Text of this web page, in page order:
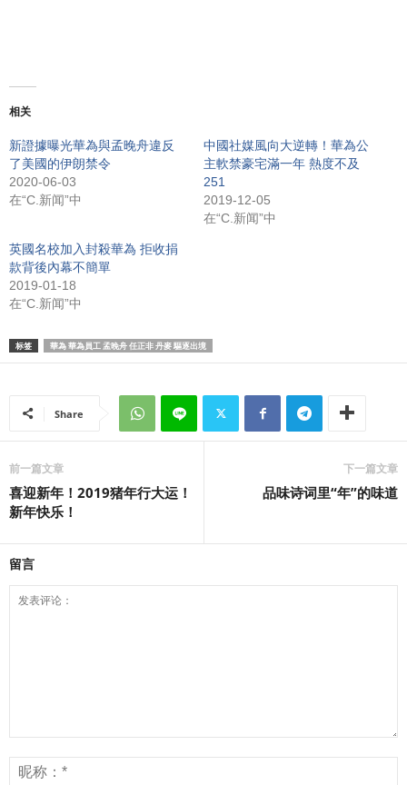
相关
新證據曝光華為與孟晚舟違反
了美國的伊朗禁令
2020-06-03
在“C.新闻”中
中國社媒風向大逆轉！華為公
主軟禁豪宅滿一年 熱度不及
251
2019-12-05
在“C.新闻”中
英國名校加入封殺華為 拒收捐
款背後內幕不簡單
2019-01-18
在“C.新闻”中
标签 華為 華為員工 孟晚舟 任正非 丹麥 驅逐出境
Share
前一篇文章
喜迎新年！2019猪年行大运！
新年快乐！
下一篇文章
品味诗词里“年”的味道
留言